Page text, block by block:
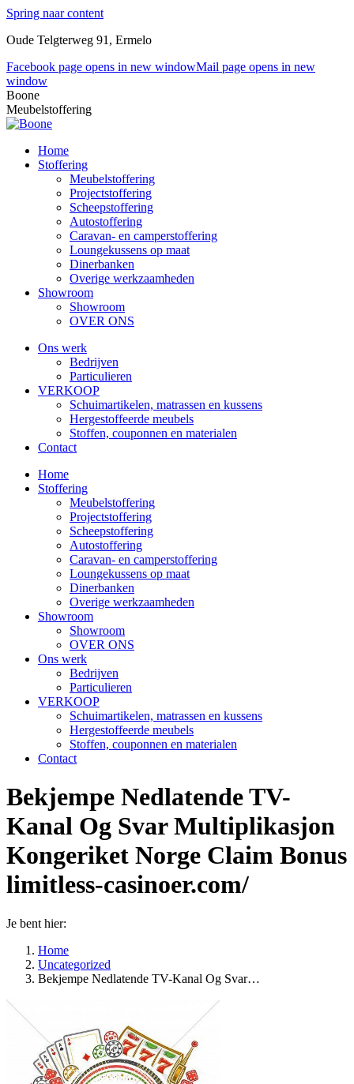
Spring naar content
Oude Telgterweg 91, Ermelo
Facebook page opens in new windowMail page opens in new
window
Boone
Meubelstoffering
Home
Stoffering
Meubelstoffering
Projectstoffering
Scheepstoffering
Autostoffering
Caravan- en camperstoffering
Loungekussens op maat
Dinerbanken
Overige werkzaamheden
Showroom
Showroom
OVER ONS
Ons werk
Bedrijven
Particulieren
VERKOOP
Schuimartikelen, matrassen en kussens
Hergestoffeerde meubels
Stoffen, couponnen en materialen
Contact
Home
Stoffering
Meubelstoffering
Projectstoffering
Scheepstoffering
Autostoffering
Caravan- en camperstoffering
Loungekussens op maat
Dinerbanken
Overige werkzaamheden
Showroom
Showroom
OVER ONS
Ons werk
Bedrijven
Particulieren
VERKOOP
Schuimartikelen, matrassen en kussens
Hergestoffeerde meubels
Stoffen, couponnen en materialen
Contact
Bekjempe Nedlatende TV-
Kanal Og Svar Multiplikasjon
Kongeriket Norge Claim Bonus
limitless-casinoer.com/
Je bent hier:
Home
Uncategorized
Bekjempe Nedlatende TV-Kanal Og Svar…